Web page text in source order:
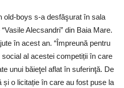
old-boys s-a desfăşurat în sala
Alecsandri” din Baia Mare.
în acest an. “Împreună pentru
social al acestei competiții în care
unui băieţel aflat în suferinţă. De
o licitație în care au fost puse la